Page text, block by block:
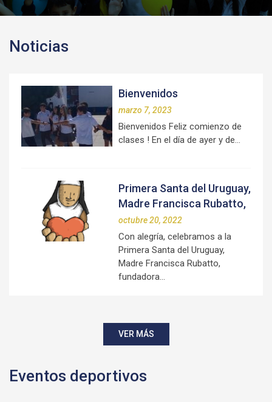
Noticias
Bienvenidos
marzo 7, 2023
Bienvenidos Feliz comienzo de
clases ! En el día de ayer y de…
Primera Santa del Uruguay,
Madre Francisca Rubatto,
octubre 20, 2022
Con alegría, celebramos a la
Primera Santa del Uruguay,
Madre Francisca Rubatto,
fundadora…
VER MÁS
Eventos deportivos